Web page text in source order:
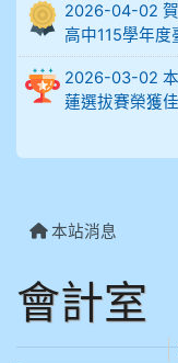
903陳品帆
904彭子庭
906江彥臻
2026-04-02
高中115學年度
2026-03-02 本
蓮選拔賽榮獲
本站消息
會計室